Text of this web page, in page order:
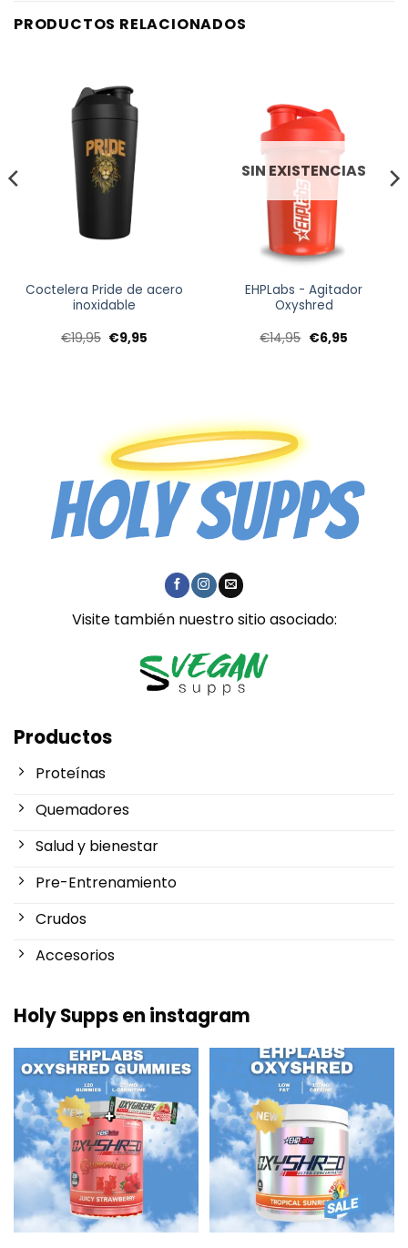
PRODUCTOS RELACIONADOS
Coctelera Pride de acero
inoxidable
€19,95 El
precio
€9,95
SIN EXISTENCIAS
EHPLabs - Agitador
Oxyshred
€14,95 El
precio
€6,95El
Visite también nuestro sitio asociado:
Productos
Proteínas
Quemadores
Salud y bienestar
Pre-Entrenamiento
Crudos
Accesorios
Holy Supps en instagram
Nuevo en Holy Supps 🍬⚡
OxyShred Gummies de...
3 0
¡Bajo en grasas y 150mg de
cafeína por ración! ⚡
0 2